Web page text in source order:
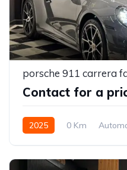
porsche 911 carrera
Contact for a
2025 0 Km